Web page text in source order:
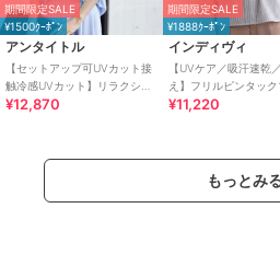
期間限定SALE
¥1500ｸｰﾎﾟﾝ
アンタイトル
【セットアップ可UVカット接
触冷感UVカット】リラクシー
キーVネックブラウス
¥12,870
期間限定SALE
¥1888ｸｰﾎﾟﾝ
インディヴィ
【UVケア／吸汗速乾
え】フリルピンタック
ス
¥11,220
もっとみ